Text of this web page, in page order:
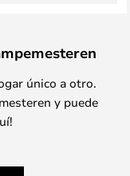
único a otro.
y puede